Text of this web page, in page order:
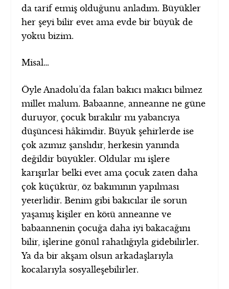
da tarif etmiş olduğunu anladım. Büyükler
her şeyi bilir evet ama evde bir büyük de
yoktu bizim.
Misal…
Öyle Anadolu’da falan bakıcı makıcı bilmez
millet malum. Babaanne, anneanne ne güne
duruyor, çocuk bırakılır mı yabancıya
düşüncesi hâkimdir. Büyük şehirlerde ise
çok azımız şanslıdır, herkesin yanında
değildir büyükler. Oldular mı işlere
karışırlar belki evet ama çocuk zaten daha
çok küçüktür, öz bakımının yapılması
yeterlidir. Benim gibi bakıcılar ile sorun
yaşamış kişiler en kötü anneanne ve
babaannenin çocuğa daha iyi bakacağını
bilir, işlerine gönül rahatlığıyla gidebilirler.
Ya da bir akşam olsun arkadaşlarıyla
kocalarıyla sosyalleşebilirler.